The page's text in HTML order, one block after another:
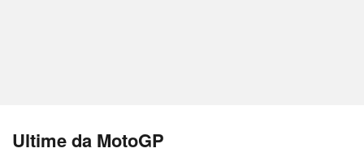
Ultime da MotoGP